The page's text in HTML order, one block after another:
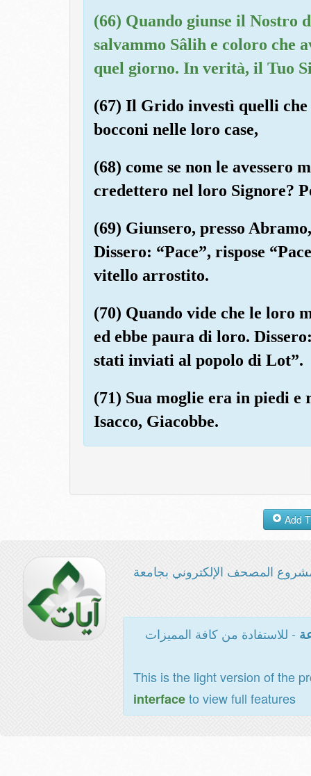
(66) Quando giunse il Nostro
salvammo Sâlih e coloro che
quel giorno. In verità, il Tuo
(67) Il Grido investì quelli
bocconi nelle loro case,
(68) come se non le
credettero nel loro Signore?
(69) Giunsero, presso
Dissero: “Pace”, rispose
vitello arrostito.
(70) Quando vide che le loro
ed ebbe paura di loro.
stati inviati al popolo di Lot”.
(71) Sua moglie era in piedi e
Isacco, Giacobbe.
المصحف الإلكتروني بجامعة
- للاستفادة من كافة المميزات
This is the light version of the
interfaceto view full features